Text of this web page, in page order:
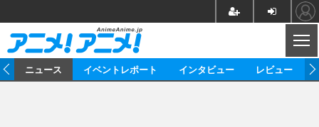
ニュース イベントレポート インタビュー レビュー